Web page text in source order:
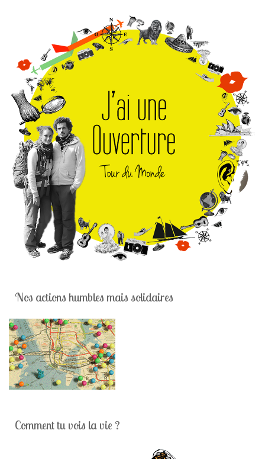
Nos actions humbles mais solidaires
Comment tu vois la vie ?